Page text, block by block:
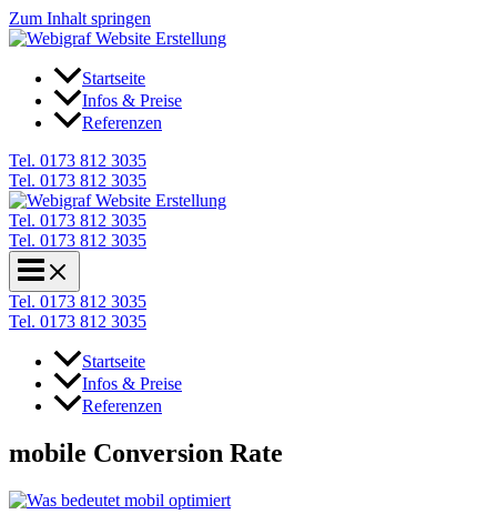
Zum Inhalt springen
Startseite
Infos & Preise
Referenzen
Tel. 0173 812 3035
Tel. 0173 812 3035
Tel. 0173 812 3035
Tel. 0173 812 3035
Tel. 0173 812 3035
Tel. 0173 812 3035
Startseite
Infos & Preise
Referenzen
mobile Conversion Rate